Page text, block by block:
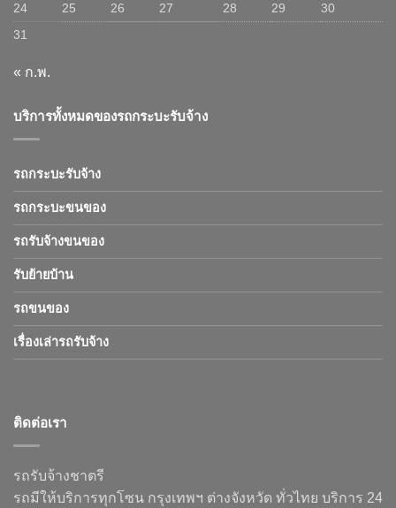
24
25 26 27 28 29
30
31
« ก.พ.
บริการทั้งหมดของรถกระบะรับจ้าง
รถกระบะรับจ้าง
รถกระบะขนของ
รถรับจ้างขนของ
รับย้ายบ้าน
รถขนของ
เรื่องเล่ารถรับจ้าง
ติดต่อเรา
รถรับจ้างชาตรี
รถมีให้บริการทุกโซน กรุงเทพฯ ต่างจังหวัด ทั่วไทย บริการ 24